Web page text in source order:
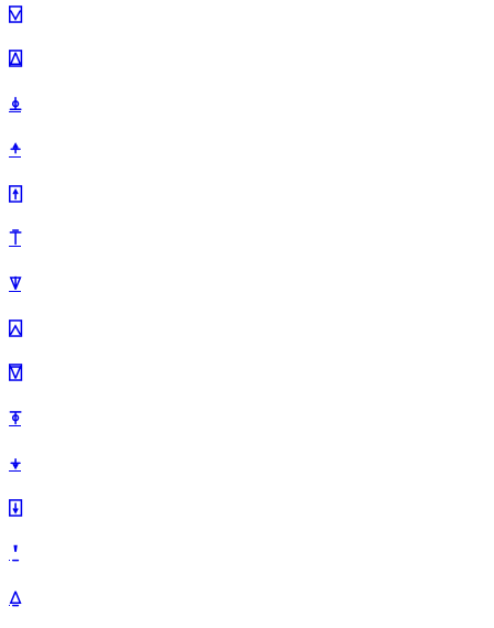
⍌
⍍
⍎
⍏
⍐
⍑
⍒
⍓
⍔
⍕
⍖
⍗
⍘
⍙